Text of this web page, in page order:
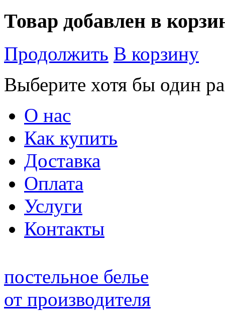
Товар добавлен в
Продолжить В корзину
Выберите хотя бы один
О нас
Как купить
Доставка
Оплата
Услуги
Контакты
постельное белье
от производителя